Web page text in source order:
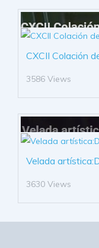
CXCII Colación
3586 Views
Velada
3630 Views